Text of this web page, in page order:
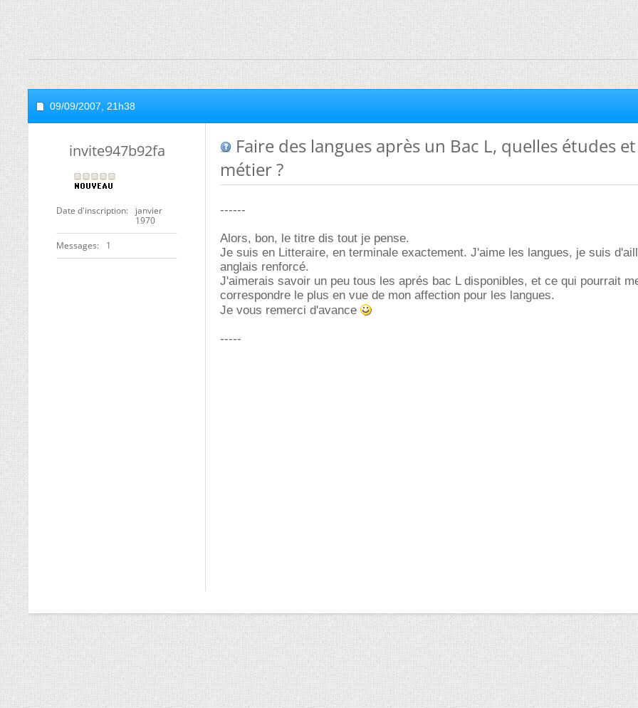
09/09/2007, 21h38
invite947b92fa
Date d'inscription
janvier
1970
Messages 1
Faire des langues après un Bac L, quelles études
métier ?
------
Alors, bon, le titre dis tout je pense.
Je suis en Litteraire, en terminale exactement. J'aime les langues, je suis
anglais renforcé.
J'aimerais savoir un peu tous les aprés bac L disponibles, et ce qui pourrait
correspondre le plus en vue de mon affection pour les langues.
Je vous remerci d'avance
-----